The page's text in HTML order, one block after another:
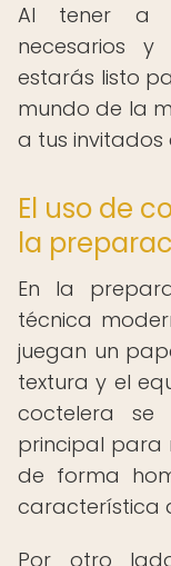
Al tener a
necesarios y
estarás listo
mundo de la
a tus invitados
El uso de
la
En la
técnica
juegan un
textura y el
coctelera se
principal para
de forma
característica
Por otro